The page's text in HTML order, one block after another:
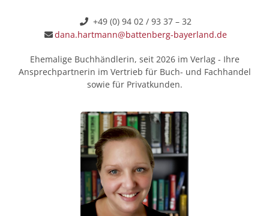
+49 (0) 94 02 / 93 37 – 32
dana.hartmann@battenberg-bayerland.de
Ehemalige Buchhändlerin, seit 2026 im Verlag - Ihre
Ansprechpartnerin im Vertrieb für Buch- und Fachhandel
sowie für Privatkunden.